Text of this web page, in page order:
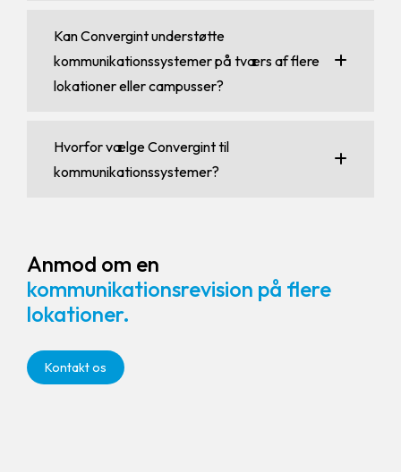
Kan Convergint understøtte
kommunikationssystemer på tværs af flere
lokationer eller campusser?
Hvorfor vælge Convergint til
kommunikationssystemer?
Anmod om en
kommunikationsrevision på flere
lokationer.
Kontakt os